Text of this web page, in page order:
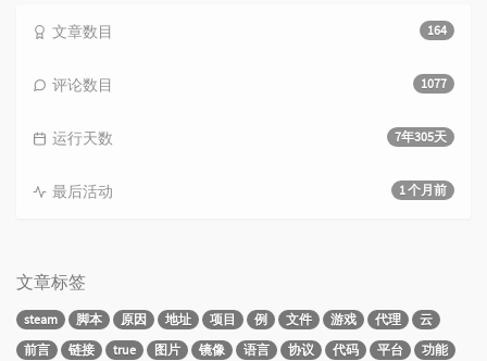
164
文章数目
1077
评论数目
7年305天
运行天数
1 个月前
最后活动
文章标签
steam 脚本 原因 地址 项目 例 文件 游戏 代理
云
前言
链接 true 图片 镜像 语言 协议 代码 平台 功能